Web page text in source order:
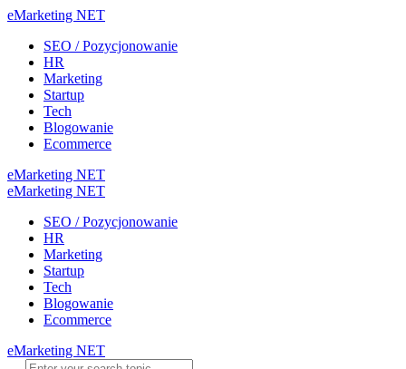
eMarketing NET
SEO / Pozycjonowanie
HR
Marketing
Startup
Tech
Blogowanie
Ecommerce
eMarketing NET
eMarketing NET
SEO / Pozycjonowanie
HR
Marketing
Startup
Tech
Blogowanie
Ecommerce
eMarketing NET